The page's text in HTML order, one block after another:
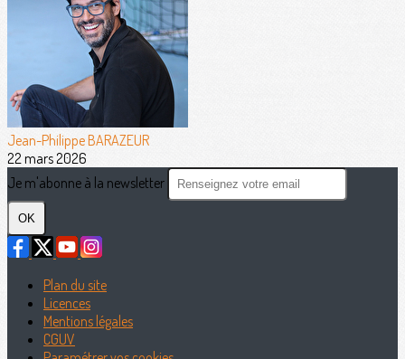
Jean-Philippe BARAZEUR
22 mars 2026
Je m'abonne à la newsletter
OK
Plan du site
Licences
Mentions légales
CGUV